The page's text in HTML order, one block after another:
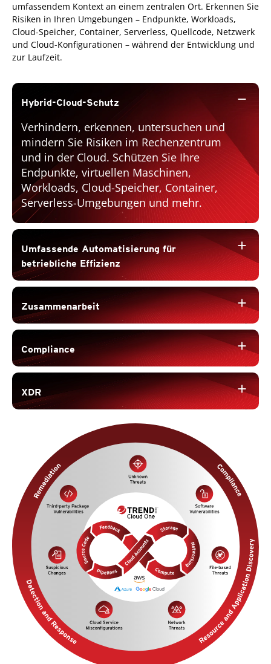
umfassendem Kontext an einem zentralen Ort. Erkennen Sie
Risiken in Ihren Umgebungen – Endpunkte, Workloads,
Cloud-Speicher, Container, Serverless, Quellcode, Netzwerk
und Cloud-Konfigurationen – während der Entwicklung und
zur Laufzeit.
Hybrid-Cloud-Schutz remove
Verhindern, erkennen, untersuchen und
mindern Sie Risiken im Rechenzentrum
und in der Cloud. Schützen Sie Ihre
Endpunkte, virtuellen Maschinen,
Workloads, Cloud-Speicher, Container,
Serverless-Umgebungen und mehr.
Umfassende Automatisierung für
betriebliche Effizienz
add
Zusammenarbeit add
Compliance add
XDR add